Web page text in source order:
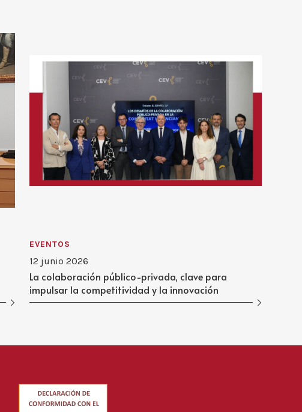
EVENTOS
12 junio 2026
La colaboración público-privada, clave para
impulsar la competitividad y la innovación